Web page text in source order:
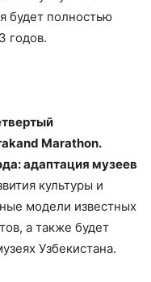
будет полностью
годов.
ый
Marathon.
адаптация музеев
культуры и
модели известных
а также будет
Узбекистана.